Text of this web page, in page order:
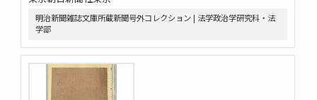
明治新聞雑誌文庫所蔵新聞号外コレクション | 法学政治学研究科・法
学部